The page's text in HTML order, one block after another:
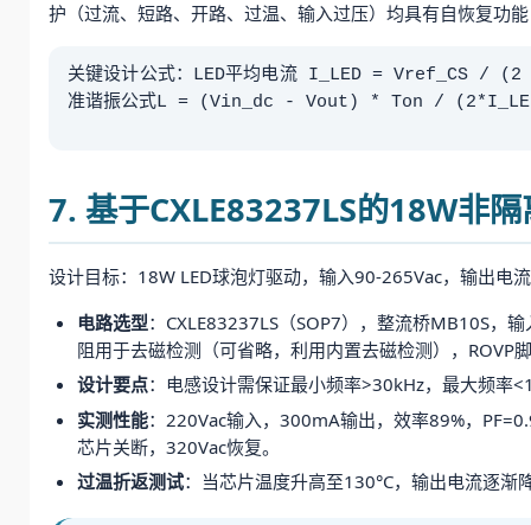
护（过流、短路、开路、过温、输入过压）均具有自恢复功
关键设计公式：LED平均电流 I_LED = Vref_CS / (2
准谐振公式L = (Vin_dc - Vout) * Ton / (2*I_LED)
7. 基于CXLE83237LS的18W非
设计目标：18W LED球泡灯驱动，输入90-265Vac，输出电
电路选型：CXLE83237LS（SOP7），整流桥MB10S，
阻用于去磁检测（可省略，利用内置去磁检测），ROVP
设计要点：电感设计需保证最小频率>30kHz，最大频率
实测性能：220Vac输入，300mA输出，效率89%，
芯片关断，320Vac恢复。
过温折返测试：当芯片温度升高至130°C，输出电流逐